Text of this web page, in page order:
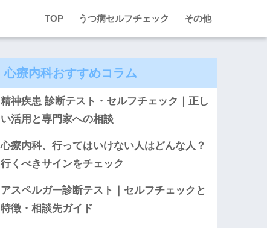
TOP うつ病セルフチェック その他
心療内科おすすめコラム
精神疾患 診断テスト・セルフチェック｜正し
い活用と専門家への相談
心療内科、行ってはいけない人はどんな人？
行くべきサインをチェック
アスペルガー診断テスト｜セルフチェックと
特徴・相談先ガイド